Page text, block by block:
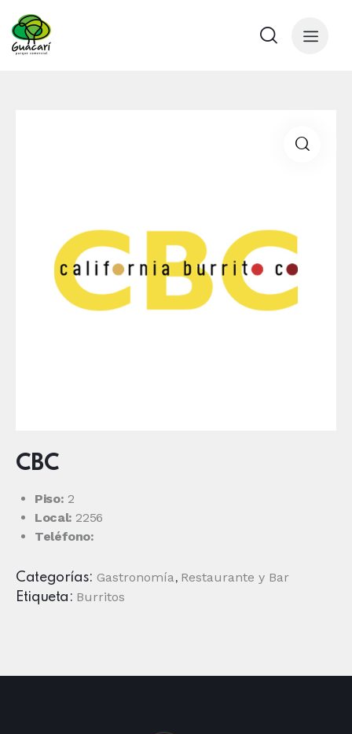
CBC
Piso: 2
Local:2256
Teléfono:
Categorías: Gastronomía, Restaurante y Bar
Etiqueta: Burritos